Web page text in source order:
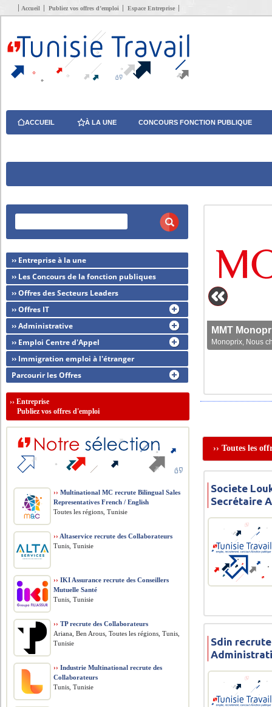
Accueil Publiez vos offres d’emploi Espace Entreprise
ACCUEIL À LA UNE CONCOURS FONCTION PUBLIQUE
MMT
Monoprix, Nous
›› Toutes les
Societe
Secrétaire
Sdin
›› Entreprise à la une
›› Les Concours de la fonction publiques
›› Offres des Secteurs Leaders
›› Offres IT
›› Administrative
›› Emploi Centre d'Appel
›› Immigration emploi à l'étranger
Parcourir les Offres
››Entreprise
Publiez vos offres d'emploi
›› Multinational MC recrute Bilingual Sales
Representatives French / English
Toutes les régions, Tunisie
›› Altaservice recrute des Collaborateurs
Tunis, Tunisie
›› IKI Assurance recrute des Conseillers
Mutuelle Santé
Tunis, Tunisie
›› TP recrute des Collaborateurs
Ariana, Ben Arous, Toutes les régions, Tunis,
Tunisie
›› Industrie Multinational recrute des
Collaborateurs
Tunis, Tunisie